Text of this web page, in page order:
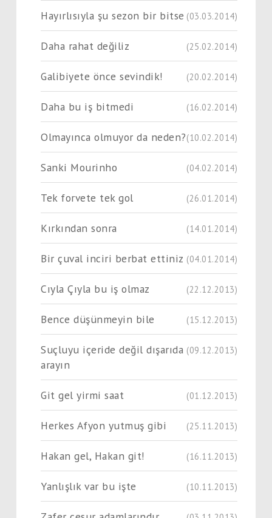
Hayırlısıyla şu sezon bir bitse (03.03.2014)
Daha rahat değiliz (25.02.2014)
Galibiyete önce sevindik! (20.02.2014)
Daha bu iş bitmedi (16.02.2014)
Olmayınca olmuyor da neden?(10.02.2014)
Sanki Mourinho (04.02.2014)
Tek forvete tek gol (26.01.2014)
Kırkından sonra (14.01.2014)
Bir çuval inciri berbat ettiniz (04.01.2014)
Cıyla Çıyla bu iş olmaz (22.12.2013)
Bence düşünmeyin bile (15.12.2013)
Suçluyu içeride değil dışarıda
arayın
(09.12.2013)
Git gel yirmi saat (01.12.2013)
Herkes Afyon yutmuş gibi (25.11.2013)
Hakan gel, Hakan git! (16.11.2013)
Yanlışlık var bu işte (10.11.2013)